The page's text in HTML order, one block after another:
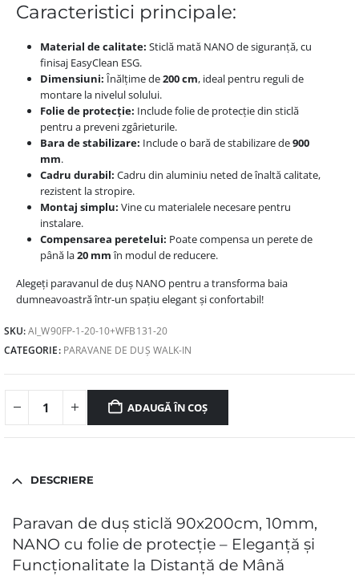
Caracteristici principale:
Material de calitate: Sticlă mată NANO de siguranță, cu
finisaj EasyClean ESG.
Dimensiuni: Înălțime de200 cm, ideal pentru reguli de
montare la nivelul solului.
Folie de protecție: Include folie de protecție din sticlă
pentru a preveni zgârieturile.
Bara de stabilizare: Include o bară de stabilizare de900
mm.
Cadru durabil: Cadru din aluminiu neted de înaltă calitate,
rezistent la stropire.
Montaj simplu: Vine cu materialele necesare pentru
instalare.
Compensarea peretelui: Poate compensa un perete de
până la20 mmîn modul de reducere.
Alegeți paravanul de duș NANO pentru a transforma baia
dumneavoastră într-un spațiu elegant și confortabil!
SKU:AI_W90FP-1-20-10+WFB131-20
CATEGORIE: PARAVANE DE DUȘ WALK-IN
ADAUGĂ ÎN COȘ
DESCRIERE
Paravan de duș sticlă 90x200cm, 10mm,
NANO cu folie de protecție – Eleganță și
Funcționalitate la Distanță de Mână